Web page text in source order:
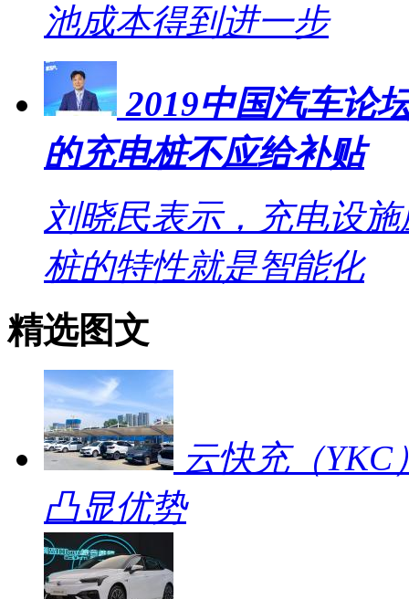
池成本得到进一步
2019中国汽车论
的充电桩不应给补贴
刘晓民表示，充电设
桩的特性就是智能化
精选图文
云快充（YKC
凸显优势